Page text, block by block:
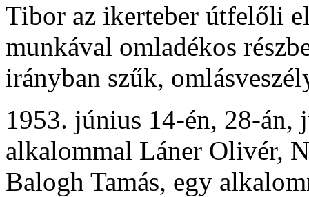
Tibor az ikerteber útfelőli
munkával omladékos
irányban szűk,
1953. június 14-én, 28-án,
alkalommal Láner Olivér,
Balogh Tamás, egy